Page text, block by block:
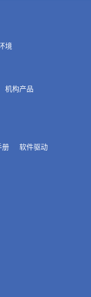
境
机构产品
册 软件驱动